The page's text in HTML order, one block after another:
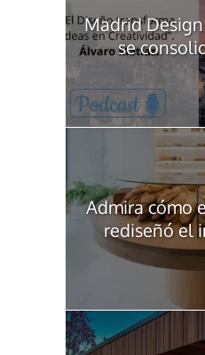
Madrid
se
Admira cómo
rediseñó el